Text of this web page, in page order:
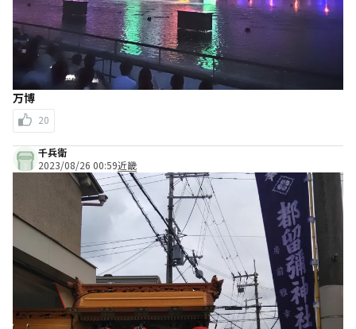
万博
20
千兵衛
2023/08/26 00:59近畿